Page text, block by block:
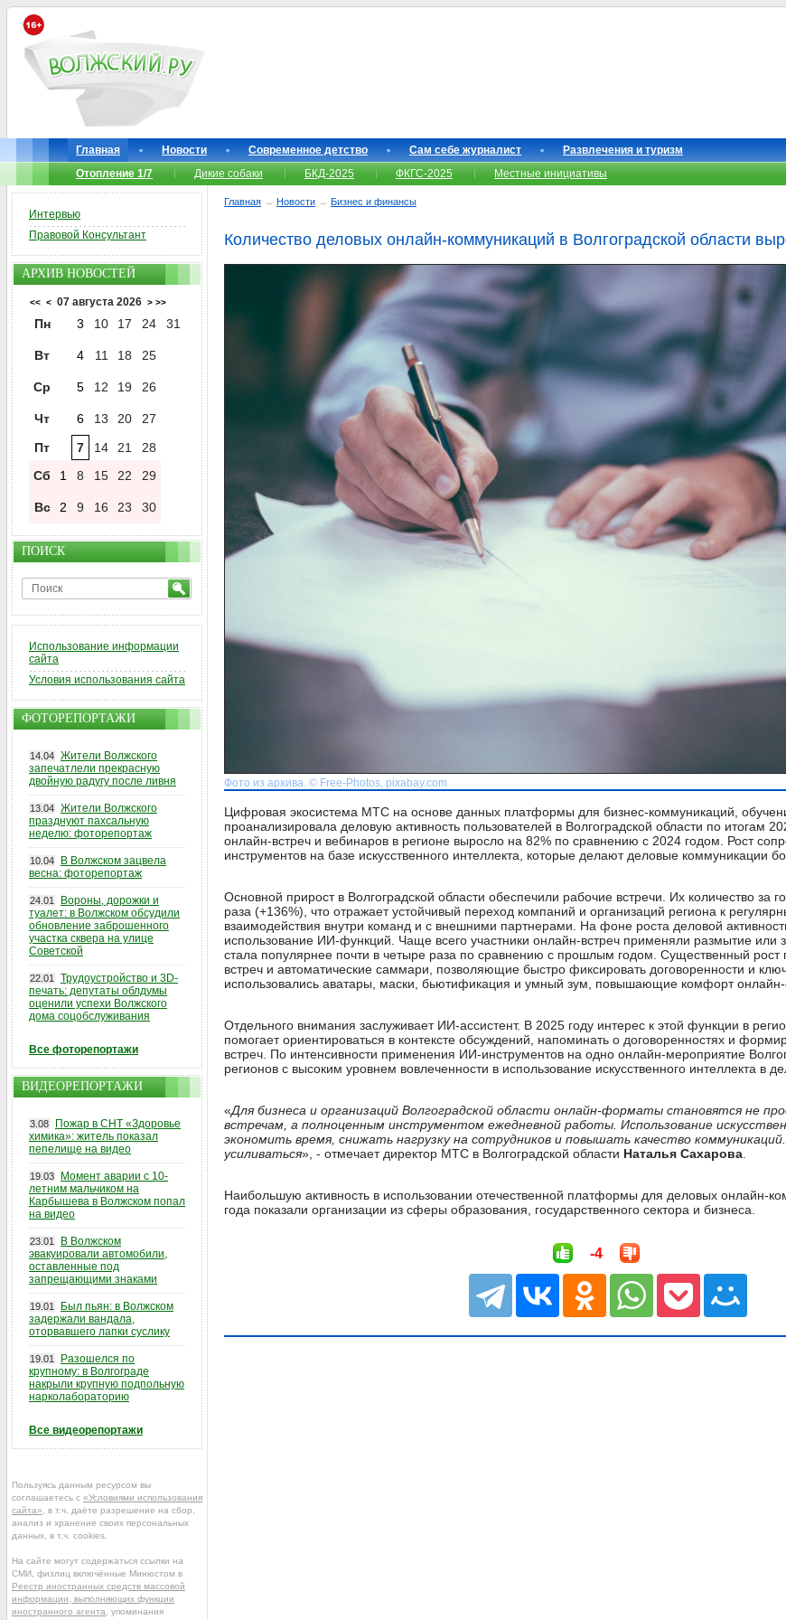
Главная Новости Современное детство Сам себе журналист
Развлечения и туризм
Отопление 1/7
Дикие собаки БКД-2025 ФКГС-2025 Местные инициативы
Главная → Новости → Бизнес и финансы
Количество деловых онлайн-коммуникаций в Волгоградской области
Фото из архива. © Free-Photos, pixabay.com
Цифровая экосистема МТС на основе данных платформы для бизнес-коммуникаций,
проанализировала деловую активность пользователей в Волгоградской области по итогам
онлайн-встреч и вебинаров в регионе выросло на 82% по сравнению с 2024 годом. Рост
инструментов на базе искусственного интеллекта, которые делают деловые коммуникации
Основной прирост в Волгоградской области обеспечили рабочие встречи. Их количество за
раза (+136%), что отражает устойчивый переход компаний и организаций региона к
взаимодействия внутри команд и с внешними партнерами. На фоне роста деловой
использование ИИ-функций. Чаще всего участники онлайн-встреч применяли размытие или
стала популярнее почти в четыре раза по сравнению с прошлым годом. Существенный рост
встреч и автоматические саммари, позволяющие быстро фиксировать договоренности и
использовались аватары, маски, бьютификация и умный зум, повышающие комфорт
Отдельного внимания заслуживает ИИ-ассистент. В 2025 году интерес к этой функции в
помогает ориентироваться в контексте обсуждений, напоминать о договоренностях и
встреч. По интенсивности применения ИИ-инструментов на одно онлайн-мероприятие
регионов с высоким уровнем вовлеченности в использование искусственного интеллекта в
«Для бизнеса и организаций Волгоградской области онлайн-форматы становятся не
встречам, а полноценным инструментом ежедневной работы. Использование
экономить время, снижать нагрузку на сотрудников и повышать качество
усиливаться», - отмечает директор МТС в Волгоградской области Наталья Сахарова
Наибольшую активность в использовании отечественной платформы для деловых онлайн-
года показали организации из сферы образования, государственного сектора и бизнеса.
-4
Интервью
Правовой Консультант
АРХИВ НОВОСТЕЙ
<< < 07 августа 2026 > >>
Пн 3 10 17 24 31
Вт 4 11 18 25
Ср 5 12 19 26
Чт 6 13 20
27
Пт
7 14 21
28
Сб
1 8 15 22 29
Вс 2 9 16 23 30
ПОИСК
Использование информации
сайта
Условия использования сайта
ФОТОРЕПОРТАЖИ
14.04 Жители Волжского
запечатлели прекрасную
двойную радугу после ливня
13.04 Жители Волжского
празднуют пахсальную
неделю: фоторепортаж
10.04
В Волжском зацвела
весна: фоторепортаж
24.01
Вороны, дорожки и
туалет: в Волжском обсудили
обновление заброшенного
участка сквера на улице
Советской
22.01
Трудоустройство и 3D-
печать: депутаты облдумы
оценили успехи Волжского
дома соцобслуживания
Все фоторепортажи
ВИДЕОРЕПОРТАЖИ
3.08
Пожар в СНТ «Здоровье
химика»: житель показал
пепелище на видео
19.03
Момент аварии с 10-
летним мальчиком на
Карбышева в Волжском попал
на видео
23.01
В Волжском
эвакуировали автомобили,
оставленные под
запрещающими знаками
19.01
Был пьян: в Волжском
задержали вандала,
оторвавшего лапки суслику
19.01
Разошелся по
крупному: в Волгограде
накрыли крупную подпольную
нарколабораторию
Все видеорепортажи
Пользуясь данным ресурсом вы
соглашаетесь с «Условиями использования
сайта» , в т.ч. даёте разрешение на сбор,
анализ и хранение своих персональных
данных, в т.ч. cookies.
На сайте могут содержаться ссылки на
СМИ, физлиц включённые Минюстом в
Реестр иностранных средств массовой
информации, выполняющих функции
иностранного агента , упоминания